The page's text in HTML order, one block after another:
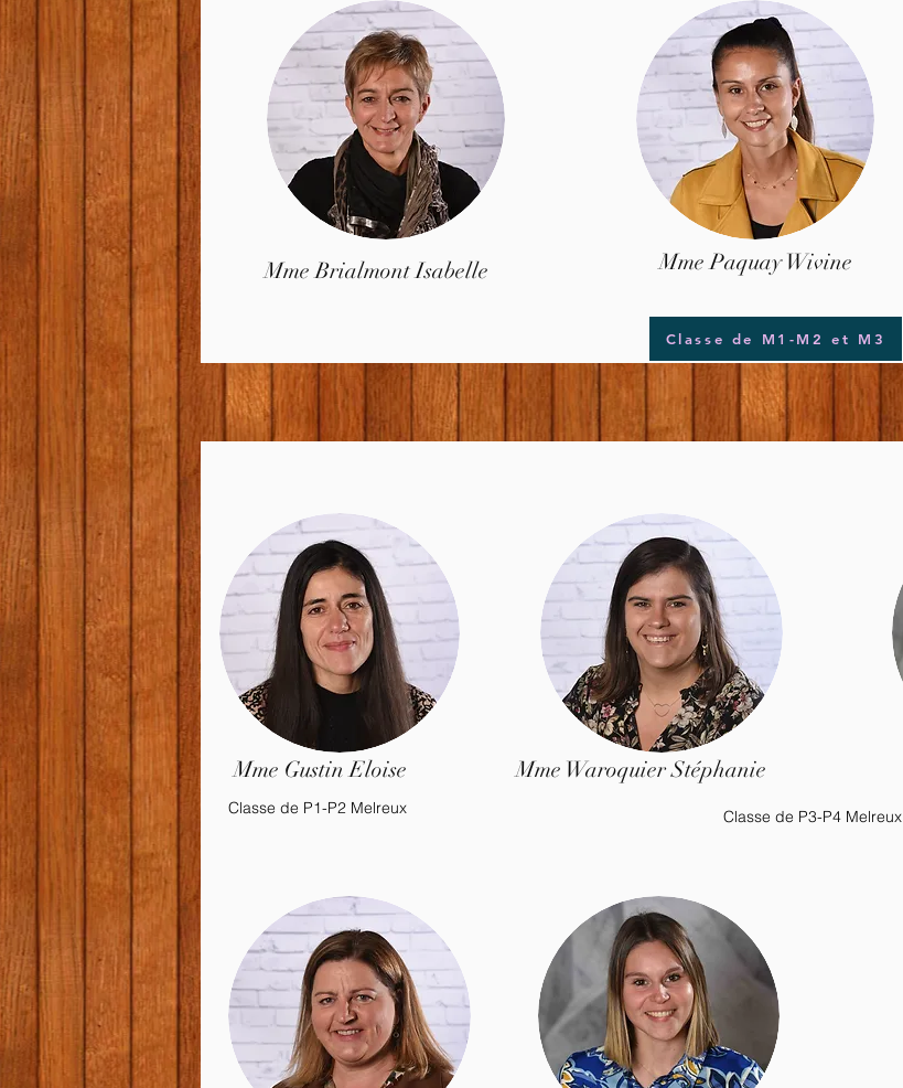
Classe de M1-M2 et M3
Mme Brialmont Isabelle Mme Paquay Wivine
Mme Gustin Eloise
Classe de P1-P2 Melreux
Mme Waroquier Stéphanie
Classe de P3-P4 Melreux